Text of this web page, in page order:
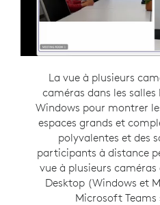
La vue à plusieurs
caméras dans les
Windows pour montrer
espaces grands et
polyvalentes et des
participants à distance
vue à plusieurs
Desktop (Windows et
Microsoft Teams
Intelligent Director est
communication
environnement de
fonctionnalité Zoom
aux personnes présentes
espace dans une vue en
la même opportunité
que tout le monde